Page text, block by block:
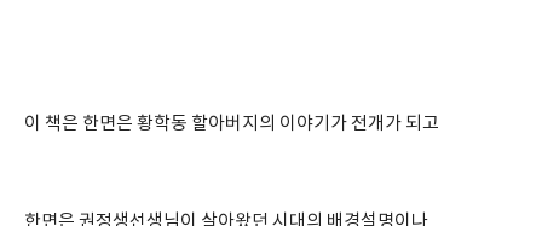
이 책은 한면은 황학동 할아버지의 이야기가 전개가 되고
한면은 권정생선생님이 살아왔던 시대의 배경설명이나